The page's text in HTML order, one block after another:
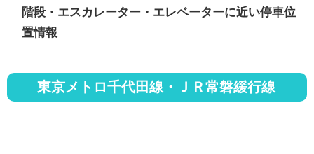
階段・エスカレーター・エレベーターに近い停車位
置情報
東京メトロ千代田線・ＪＲ常磐緩行線